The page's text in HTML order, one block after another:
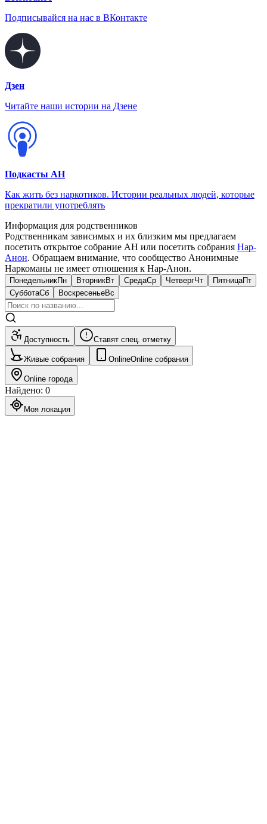
Подписывайся на нас в ВКонтакте
Дзен
Читайте наши истории на Дзене
Подкасты АН
Как жить без наркотиков. Истории реальных людей, которые
прекратили употреблять
Информация для родственников
Родственникам зависимых и их близким мы предлагаем
посетить открытое собрание АН или посетить собрания Нар-
Анон. Обращаем внимание, что сообщество Анонимные
Наркоманы не имеет отношения к Нар-Анон.
ПонедельникПн ВторникВт СредаСр ЧетвергЧт ПятницаПт
СубботаСб ВоскресеньеВс
Доступность Ставят спец. отметку
Живые собрания OnlineOnline собрания
Online города
Найдено: 0
Моя локация